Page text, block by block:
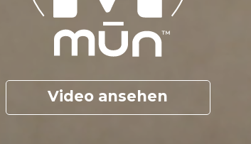
Video ansehen